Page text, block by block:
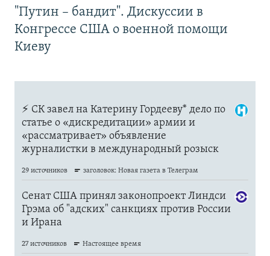
"Путин – бандит". Дискуссии в
Конгрессе США о военной помощи
Киеву